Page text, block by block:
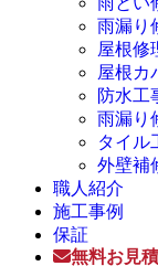
雨漏り
屋根修
屋根カ
防水工
雨漏り
タイル
外壁補
職人紹介
施工事例
保証
無料お見積